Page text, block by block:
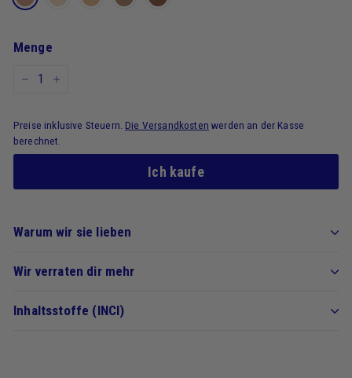
Menge
Preise inklusive Steuern. Die Versandkosten werden an der Kasse
berechnet.
Ich kaufe
Warum wir sie lieben
Wir verraten dir mehr
Inhaltsstoffe (INCI)